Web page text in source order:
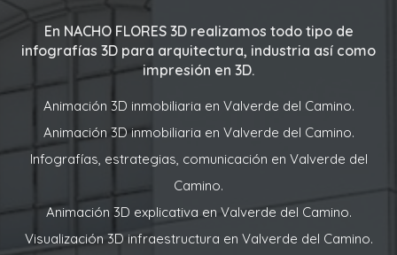
En NACHO FLORES 3Drealizamos todo tipo de
infografías 3D para arquitectura, industria así como
impresión en 3D.
Animación 3D inmobiliaria en Valverde del Camino.
Animación 3D inmobiliaria en Valverde del Camino.
Infografías, estrategias, comunicación en Valverde del
Camino.
Animación 3D explicativa en Valverde del Camino.
Visualización 3D infraestructura en Valverde del Camino.